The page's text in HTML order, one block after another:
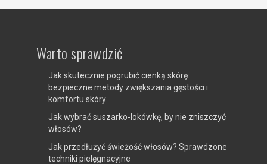
Warto sprawdzić
Jak skutecznie pogrubić cienką skórę:
bezpieczne metody zwiększania gęstości i
komfortu skóry
Jak wybrać suszarko-lokówkę, by nie zniszczyć
włosów?
Jak przedłużyć świeżość włosów? Sprawdzone
techniki pielęgnacyjne